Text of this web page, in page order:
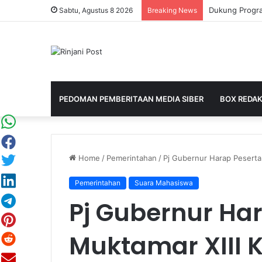
Sabtu, Agustus 8 2026 Breaking News
PEDOMAN PEMBERITAAN MEDIA SIBER BOX
Home / Pemerintahan / Pj Gubernur Harap
Pemerintahan Suara Mahasiswa
Pj Gubernur
Muktamar XIII